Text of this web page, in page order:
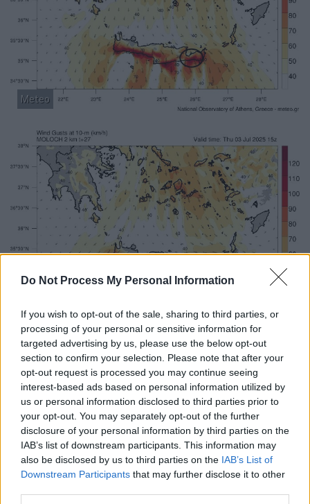
Do Not Process My Personal Information
If you wish to opt-out of the sale, sharing to third parties, or
processing of your personal or sensitive information for
targeted advertising by us, please use the below opt-out
section to confirm your selection. Please note that after your
opt-out request is processed you may continue seeing
interest-based ads based on personal information utilized by
us or personal information disclosed to third parties prior to
your opt-out. You may separately opt-out of the further
disclosure of your personal information by third parties on the
IAB’s list of downstream participants. This information may
also be disclosed by us to third parties on the IAB’s List of
Downstream Participants that may further disclose it to other
Meteo
Αποκαρδιωτική η εικόνα από το
δορυφόρο
Την έκταση της γιγαντιαίας φωτιάς στην
Ιεράπετρα κατέγραψε το σύστημα FIRMS
που χρησιμοποιεί η NASA, παρέχοντας
δεδομένα σε σχεδόν πραγματικό χρόνο για
ενεργές πυρκαγιές και θερμικές ανωμαλίες,
χρησιμοποιώντας δορυφορικές